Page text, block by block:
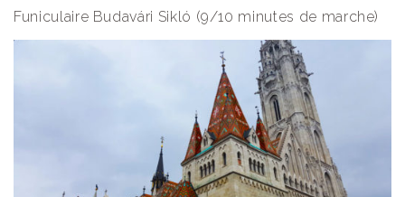
Funiculaire Budavári Sikló (9/10 minutes de marche)